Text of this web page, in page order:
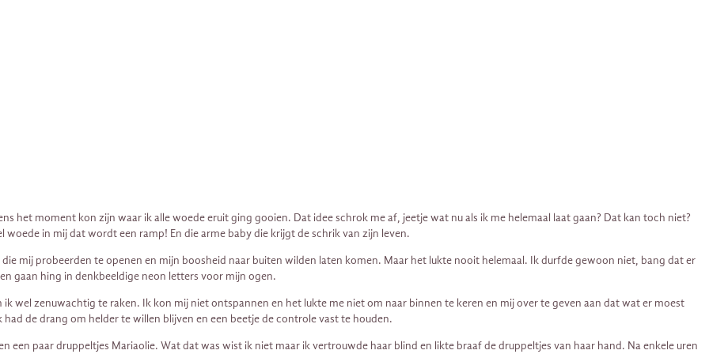
het moment kon zijn waar ik alle woede eruit ging gooien. Dat idee schrok me af, jeetje wat nu als ik me helemaal laat gaan? Dat kan toch niet?
in mij dat wordt een ramp! En die arme baby die krijgt de schrik van zijn leven.
mij probeerden te openen en mijn boosheid naar buiten wilden laten komen. Maar het lukte nooit helemaal. Ik durfde gewoon niet, bang dat er
gaan hing in denkbeeldige neon letters voor mijn ogen.
wel zenuwachtig te raken. Ik kon mij niet ontspannen en het lukte me niet om naar binnen te keren en mij over te geven aan dat wat er moest
de drang om helder te willen blijven en een beetje de controle vast te houden.
paar druppeltjes Mariaolie. Wat dat was wist ik niet maar ik vertrouwde haar blind en likte braaf de druppeltjes van haar hand. Na enkele uren